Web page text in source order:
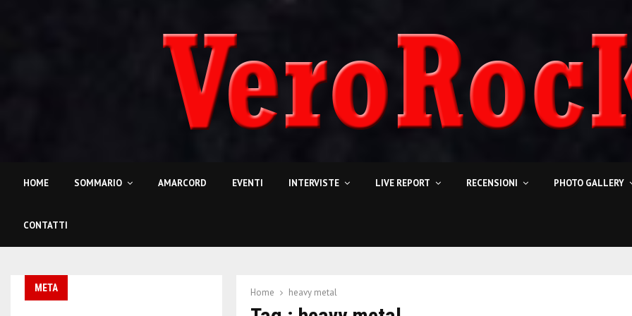
HOME SOMMARIO AMARCORD EVENTI INTERVISTE LIVE REPORT RECENSIONI PHOTO GALLERY
CONTATTI
Home heavy metal
META